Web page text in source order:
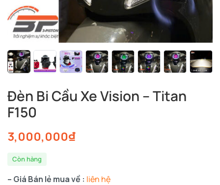
Đèn Bi Cầu Xe Vision – Titan
F150
3,000,000₫
Còn hàng
– Giá Bán lẻ mua về : liên hệ